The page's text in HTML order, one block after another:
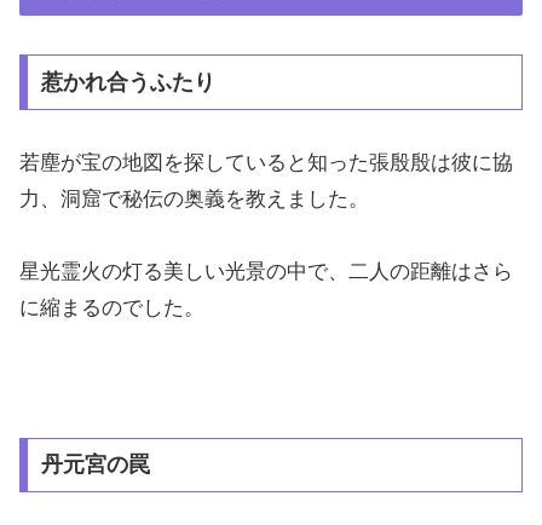
惹かれ合うふたり
若塵が宝の地図を探していると知った張殷殷は彼に協
力、洞窟で秘伝の奥義を教えました。
星光霊火の灯る美しい光景の中で、二人の距離はさら
に縮まるのでした。
丹元宮の罠